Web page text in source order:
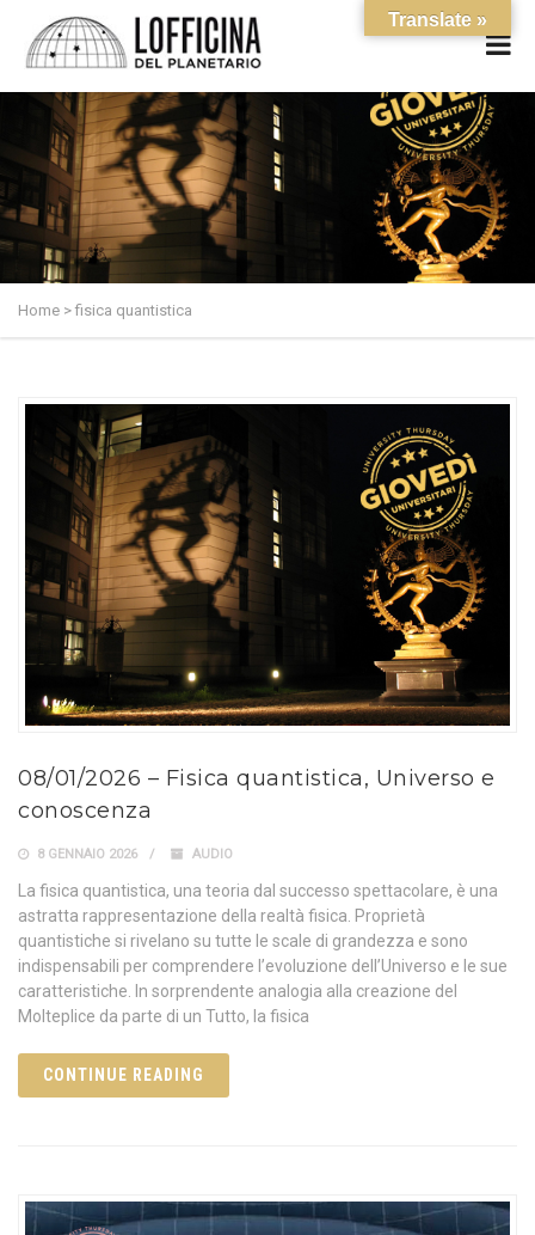
Home >fisica quantistica
08/01/2026 – Fisica quantistica, Universo e
conoscenza
8 GENNAIO 2026 AUDIO
La fisica quantistica, una teoria dal successo spettacolare, è una
astratta rappresentazione della realtà fisica. Proprietà
quantistiche si rivelano su tutte le scale di grandezza e sono
indispensabili per comprendere l’evoluzione dell’Universo e le sue
caratteristiche. In sorprendente analogia alla creazione del
Molteplice da parte di un Tutto, la fisica
CONTINUE READING
Translate »